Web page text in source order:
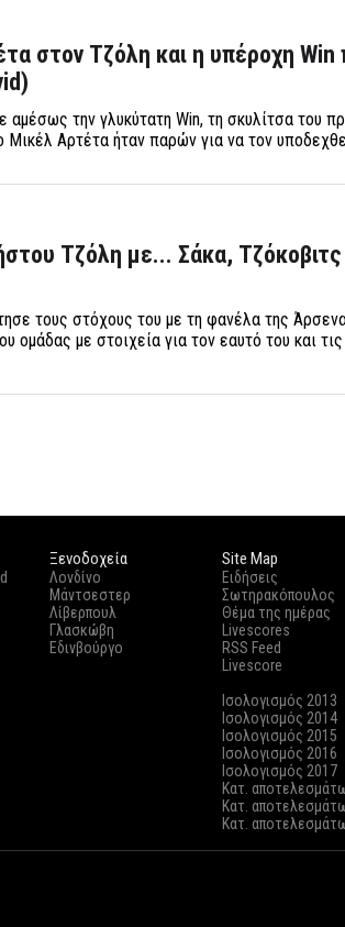
στον Τζόλη και η υπέροχη Win
την γλυκύτατη Win, τη σκυλίτσα του
Αρτέτα ήταν παρών για να τον
Τζόλη με... Σάκα, Τζόκοβιτς
τους στόχους του με τη φανέλα της
ομάδας με στοιχεία για τον εαυτό του και
Ξενοδοχεία
Λονδίνο
Μάντσεστερ
Λίβερπουλ
Γλασκώβη
Εδινβούργο
Site Map
Ειδήσεις
Σωτηρακόπουλος
Θέμα της ημέρας
Livescores
RSS Feed
Livescore
Ισολογισμός 2013
Ισολογισμός 2014
Ισολογισμός 2015
Ισολογισμός 2016
Ισολογισμός 2017
Κατ.
Κατ.
Κατ.